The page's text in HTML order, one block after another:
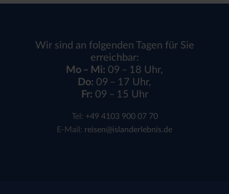
Wir sind an folgenden Tagen für Sie
erreichbar:
Mo – Mi: 09 – 18 Uhr,
Do: 09 – 17 Uhr,
Fr: 09 – 15 Uhr
Tel: +49 4103 900 07 70
E-Mail: reisen@islanderlebnis.de